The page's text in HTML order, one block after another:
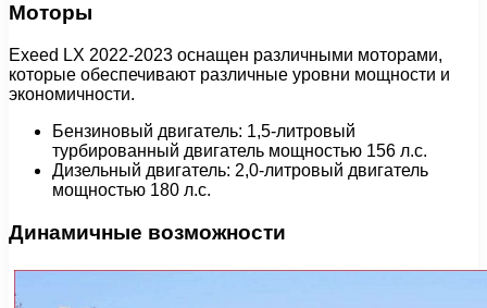
Моторы
Exeed LX 2022-2023 оснащен различными моторами,
которые обеспечивают различные уровни мощности и
экономичности.
Бензиновый двигатель: 1,5-литровый
турбированный двигатель мощностью 156 л.с.
Дизельный двигатель: 2,0-литровый двигатель
мощностью 180 л.с.
Динамичные возможности